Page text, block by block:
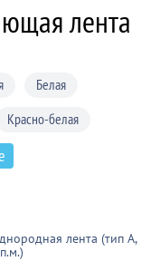
лента
Белая
Красно-белая
лента (тип А,